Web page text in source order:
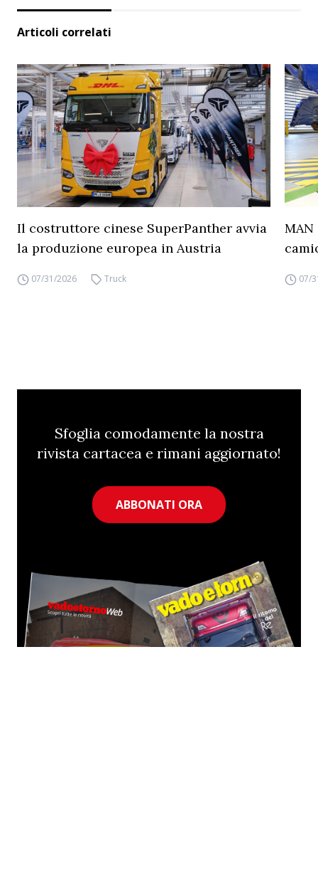
Articoli correlati
Il costruttore cinese SuperPanther avvia
la produzione europea in Austria
07/31/2026 Truck 07/
Sfoglia comodamente la nostra
rivista cartacea e rimani aggiornato!
ABBONATI ORA